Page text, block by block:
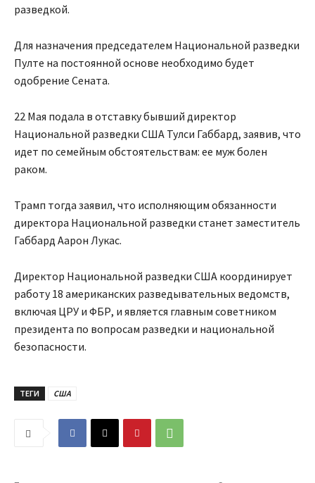
разведкой.
Для назначения председателем Национальной разведки
Пулте на постоянной основе необходимо будет
одобрение Сената.
22 Мая подала в отставку бывший директор
Национальной разведки США Тулси Габбард, заявив, что
идет по семейным обстоятельствам: ее муж болен
раком.
Трамп тогда заявил, что исполняющим обязанности
директора Национальной разведки станет заместитель
Габбард Аарон Лукас.
Директор Национальной разведки США координирует
работу 18 американских разведывательных ведомств,
включая ЦРУ и ФБР, и является главным советником
президента по вопросам разведки и национальной
безопасности.
ТЕГИ США